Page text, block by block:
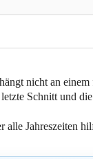
nicht an
Schnitt und
alle Jahreszeiten